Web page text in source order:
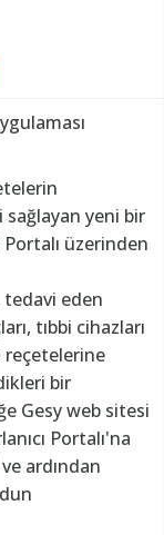
yeni bir
üzerinden
tedavi eden
tıbbi cihazları
reçetelerine
bir
Gesy web sitesi
Portalı'na
ardından